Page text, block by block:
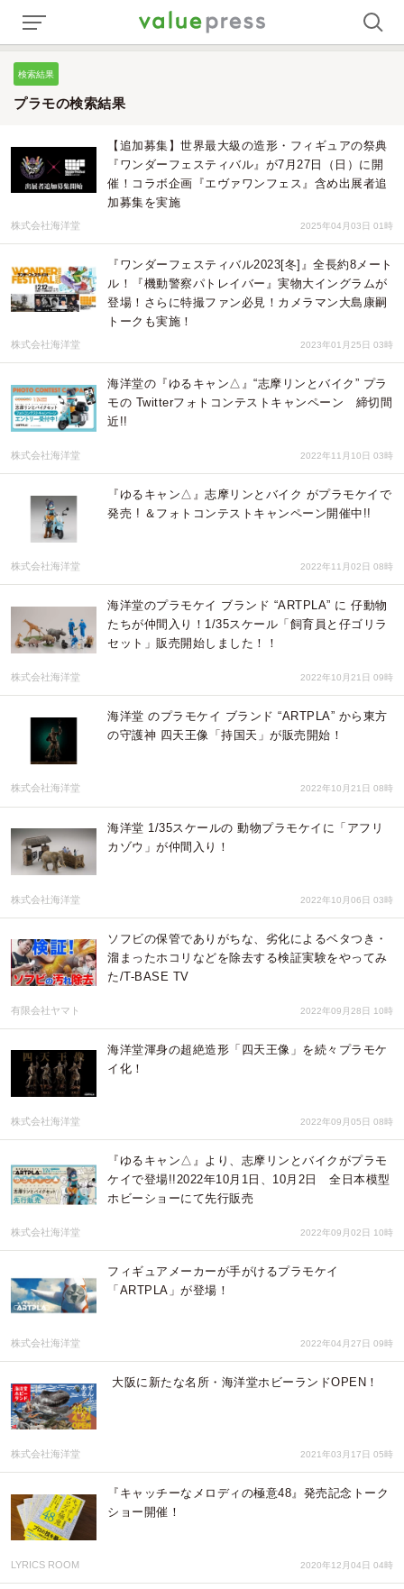
検索結果
プラモの検索結果
【追加募集】世界最大級の造形・フィギュアの祭典
『ワンダーフェスティバル』が7月27日（日）に開
催！コラボ企画『エヴァワンフェス』含め出展者追
加募集を実施
株式会社海洋堂 2025年04月03日 01時
『ワンダーフェスティバル2023[冬]』全長約8メート
ル！『機動警察パトレイバー』実物大イングラムが
登場！さらに特撮ファン必見！カメラマン大島康嗣
トークも実施！
株式会社海洋堂 2023年01月25日 03時
海洋堂の『ゆるキャン△』“志摩リンとバイク” プラ
モの Twitterフォトコンテストキャンペーン 締切間
近!!
株式会社海洋堂 2022年11月10日 03時
『ゆるキャン△』志摩リンとバイク がプラモケイで
発売 ! ＆フォトコンテストキャンペーン開催中!!
株式会社海洋堂 2022年11月02日 08時
海洋堂のプラモケイ ブランド “ARTPLA” に 仔動物
たちが仲間入り！1/35スケール「飼育員と仔ゴリラ
セット」販売開始しました！！
株式会社海洋堂 2022年10月21日 09時
海洋堂 のプラモケイ ブランド “ARTPLA” から東方
の守護神 四天王像「持国天」が販売開始！
株式会社海洋堂 2022年10月21日 08時
海洋堂 1/35スケールの 動物プラモケイに「アフリ
カゾウ」が仲間入り！
株式会社海洋堂 2022年10月06日 03時
ソフビの保管でありがちな、劣化によるベタつき・
溜まったホコリなどを除去する検証実験をやってみ
た/T-BASE TV
有限会社ヤマト 2022年09月28日 10時
海洋堂渾身の超絶造形「四天王像」を続々プラモケ
イ化！
株式会社海洋堂 2022年09月05日 08時
『ゆるキャン△』より、志摩リンとバイクがプラモ
ケイで登場!!2022年10月1日、10月2日 全日本模型
ホビーショーにて先行販売
株式会社海洋堂 2022年09月02日 10時
フィギュアメーカーが手がけるプラモケイ
「ARTPLA」が登場！
株式会社海洋堂 2022年04月27日 09時
大阪に新たな名所・海洋堂ホビーランドOPEN！
株式会社海洋堂 2021年03月17日 05時
『キャッチーなメロディの極意48』発売記念トーク
ショー開催！
LYRICS ROOM 2020年12月04日 04時